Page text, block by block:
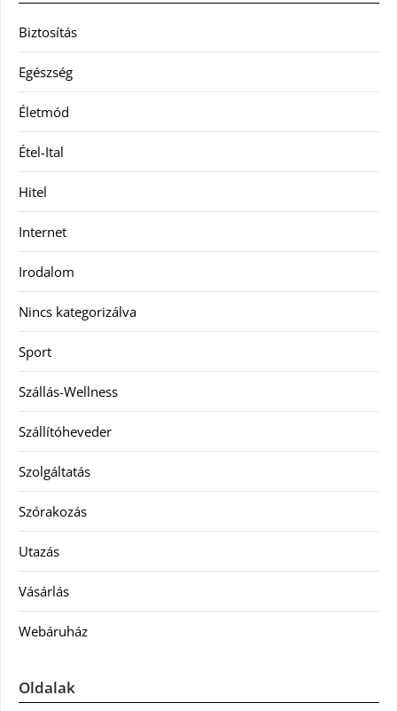
Biztosítás
Egészség
Életmód
Étel-Ital
Hitel
Internet
Irodalom
Nincs kategorizálva
Sport
Szállás-Wellness
Szállítóheveder
Szolgáltatás
Szórakozás
Utazás
Vásárlás
Webáruház
Oldalak